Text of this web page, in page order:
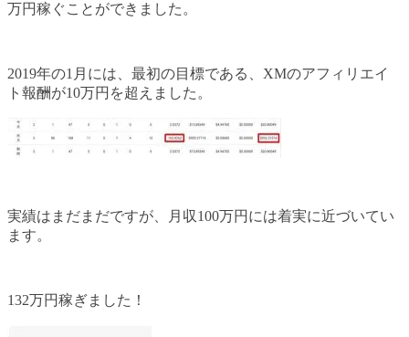
万円稼ぐことができました。
2019年の1月には、最初の目標である、XMのアフィリエイ
ト報酬が10万円を超えました。
実績はまだまだですが、月収100万円には着実に近づいてい
ます。
132万円稼ぎました！